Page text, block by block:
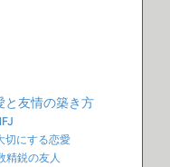
と友情の築き方
切にする恋愛
精鋭の友人